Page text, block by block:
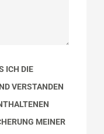
ICH DIE
VERSTANDEN
MEINER